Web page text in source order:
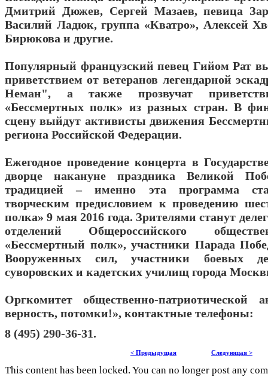
Дмитрий Дюжев, Сергей Мазаев, певица
Василий Ладюк, группа «Кватро», Алексей
Бирюкова и другие.
Популярный французский певец Гийом Рат
приветствием от ветеранов легендарной
Неман", а также прозвучат
«Бессмертных полк» из разных стран. В
сцену выйдут активисты движения
региона Российской Федерации.
Ежегодное проведение концерта в
дворце накануне праздника Великой
традицией – именно эта программа
творческим предисловием к проведению
полка» 9 мая 2016 года. Зрителями станут
отделений Общероссийского
«Бессмертный полк», участники Парада
Вооруженных сил, участники боевых
суворовских и кадетских училищ города
Оргкомитет общественно-патриотической
верность, потомки!», контактные телефоны:
8 (495) 290-36-31.
< Предыдущая Следующая >
This content has been locked. You can no longer post any